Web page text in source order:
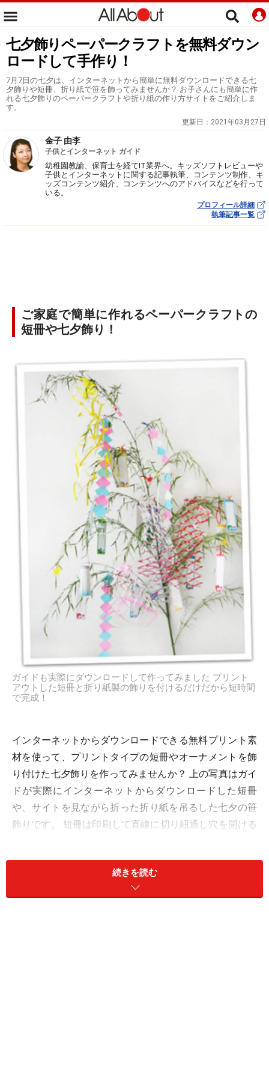
七夕飾りペーパークラフトを無料ダウン
ロードして手作り！
7月7日の七夕は、インターネットから簡単に無料ダウンロードできる七
夕飾りや短冊、折り紙で笹を飾ってみませんか？ お子さんにも簡単に作
れる七夕飾りのペーパークラフトや折り紙の作り方サイトをご紹介しま
す。
更新日： 2021年03月27日
金子 由李
子供とインターネット ガイド
幼稚園教諭、保育士を経てIT業界へ。キッズソフトレビューや
子供とインターネットに関する記事執筆、コンテンツ制作、キ
ッズコンテンツ紹介、コンテンツへのアドバイスなどを行って
いる。
プロフィール詳細
執筆記事一覧
ご家庭で簡単に作れるペーパークラフトの
短冊や七夕飾り！
ガイドも実際にダウンロードして作ってみました プリント
アウトした短冊と折り紙製の飾りを付けるだけだから短時間
で完成！
インターネットからダウンロードできる無料プリント素
材を使って、プリントタイプの短冊やオーナメントを飾
り付けた七夕飾りを作ってみませんか？ 上の写真はガイ
ドが実際にインターネットからダウンロードした短冊
や、サイトを見ながら折った折り紙を吊るした七夕の笹
飾りです。 短冊は印刷して直線に切り紐通し穴を開ける
さなので、 小さなお子さんでもたくさん作ることができ
ます。「笹が手に入らない」「飾るスペースがない」と
いうご家庭には、ペーパークラフト製の小さな七夕飾り
続きを読む